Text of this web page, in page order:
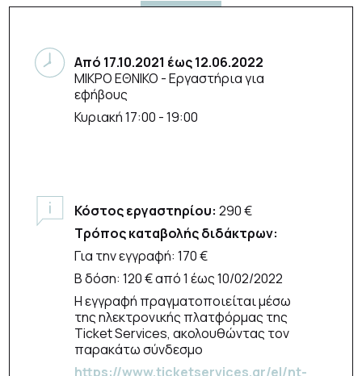
Από 17.10.2021 έως12.06.2022
ΜΙΚΡΟ ΕΘΝΙΚΟ - Εργαστήρια για
εφήβους
Κυριακή 17:00 - 19:00
Κόστος εργαστηρίου: 290 €
Τρόπος καταβολής διδάκτρων:
Για την εγγραφή: 170 €
Β δόση: 120 € από 1 έως 10/02/2022
Η εγγραφή πραγματοποιείται μέσω
της ηλεκτρονικής πλατφόρμας της
Ticket Services, ακολουθώντας τον
παρακάτω σύνδεσμο
https://www.ticketservices.gr/el/nt-